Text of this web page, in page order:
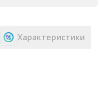
Характеристики